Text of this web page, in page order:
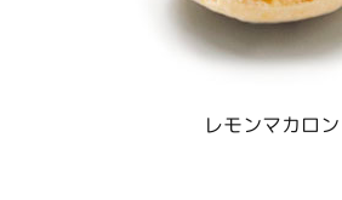
レモンマカロン